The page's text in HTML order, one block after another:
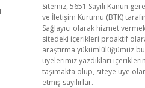
Sitemiz, 5651 Sayılı Kanun
ve İletişim Kurumu (BTK)
Sağlayıcı olarak hizmet
sitedeki içerikleri proaktif
araştırma yükümlülüğümüz
üyelerimiz yazdıkları
taşımakta olup, siteye üye
etmiş sayılırlar.